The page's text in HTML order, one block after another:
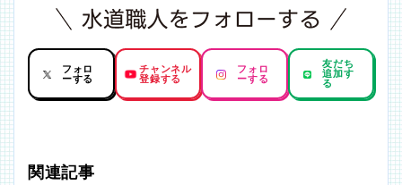
フォロ
ーする
チャンネル
登録する
フォロ
ーする
友だち
追加す
る
関連記事